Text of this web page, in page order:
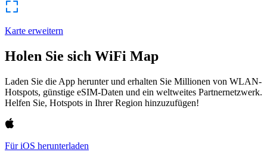
Karte erweitern
Holen Sie sich WiFi Map
Laden Sie die App herunter und erhalten Sie Millionen von WLAN-
Hotspots, günstige eSIM-Daten und ein weltweites Partnernetzwerk.
Helfen Sie, Hotspots in Ihrer Region hinzuzufügen!
Für iOS herunterladen